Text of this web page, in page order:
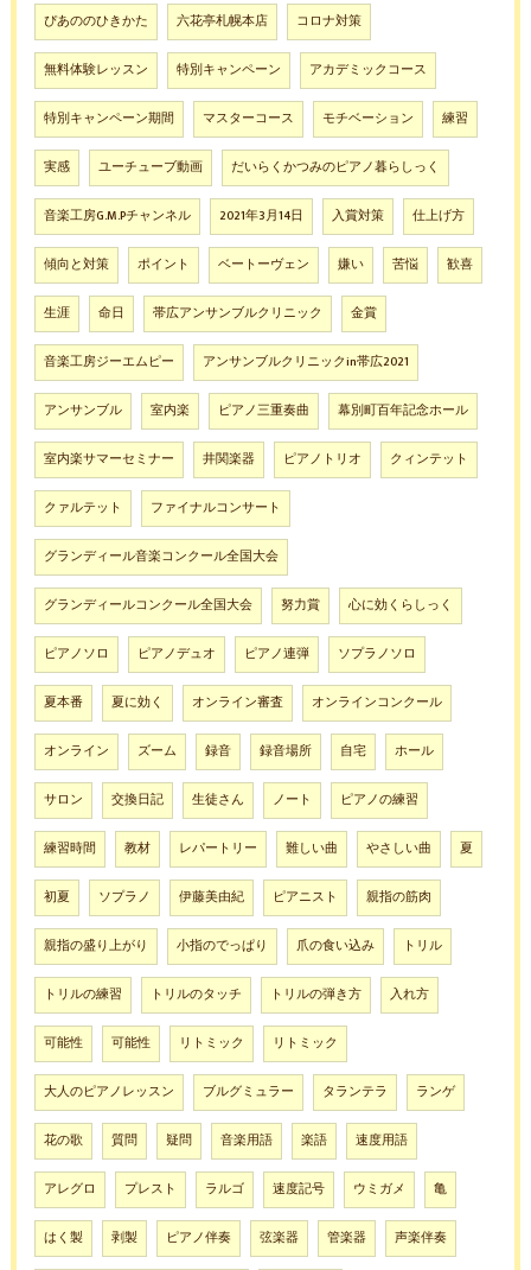
ぴあののひきかた 六花亭札幌本店 コロナ対策
無料体験レッスン 特別キャンペーン アカデミックコース
特別キャンペーン期間 マスターコース モチベーション 練習
実感 ユーチューブ動画 だいらくかつみのピアノ暮らしっく
音楽工房G.M.Pチャンネル 2021年3月14日 入賞対策 仕上げ方
傾向と対策 ポイント ベートーヴェン 嫌い 苦悩 歓喜
生涯 命日 帯広アンサンブルクリニック 金賞
音楽工房ジーエムピー アンサンブルクリニックin帯広2021
アンサンブル 室内楽 ピアノ三重奏曲 幕別町百年記念ホール
室内楽サマーセミナー 井関楽器 ピアノトリオ クィンテット
クァルテット ファイナルコンサート
グランディール音楽コンクール全国大会
グランディールコンクール全国大会 努力賞 心に効くらしっく
ピアノソロ ピアノデュオ ピアノ連弾 ソプラノソロ
夏本番 夏に効く オンライン審査 オンラインコンクール
オンライン ズーム 録音 録音場所 自宅 ホール
サロン 交換日記 生徒さん ノート ピアノの練習
練習時間 教材 レパートリー 難しい曲 やさしい曲 夏
初夏 ソプラノ 伊藤美由紀 ピアニスト 親指の筋肉
親指の盛り上がり 小指のでっぱり 爪の食い込み トリル
トリルの練習 トリルのタッチ トリルの弾き方 入れ方
可能性 可能性 リトミック リトミック
大人のピアノレッスン ブルグミュラー タランテラ ランゲ
花の歌 質問 疑問 音楽用語 楽語 速度用語
アレグロ プレスト ラルゴ 速度記号 ウミガメ 亀
はく製 剥製 ピアノ伴奏 弦楽器 管楽器 声楽伴奏